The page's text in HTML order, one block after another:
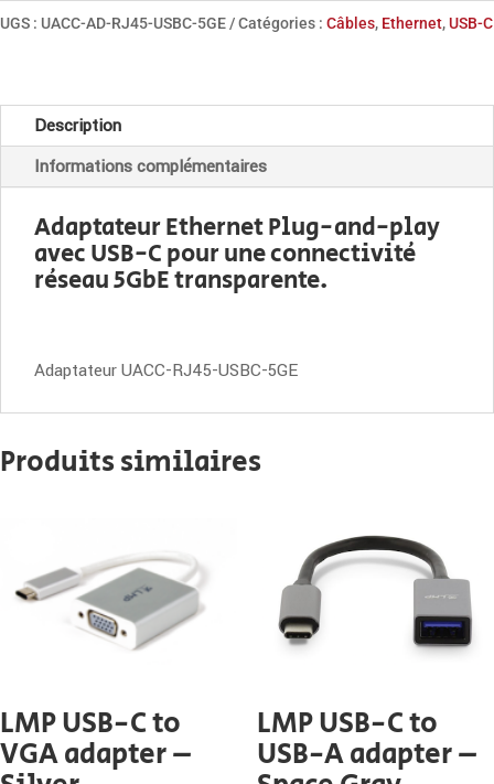
5G
UGS : UACC-AD-RJ45-USBC-5GE Catégories : Câbles, Ethernet,USB-C
Description
Informations complémentaires
Adaptateur Ethernet Plug-and-play
avec USB-C pour une connectivité
réseau 5GbE transparente.
Adaptateur UACC-RJ45-USBC-5GE
Produits similaires
LMP USB-C to
VGA adapter –
LMP USB-C to
USB-A adapter –